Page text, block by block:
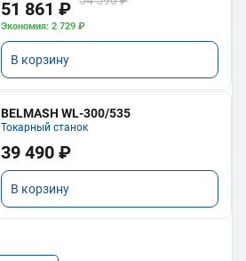
51 861 ₽
Экономия: 2 729 ₽
В корзину
BELMASH WL-300/535
Токарный станок
39 490 ₽
В корзину